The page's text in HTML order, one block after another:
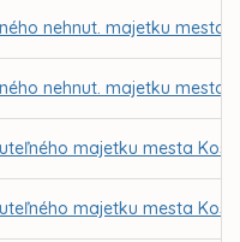
nehnut. majetku mesta
nehnut. majetku mesta
majetku mesta
majetku mesta